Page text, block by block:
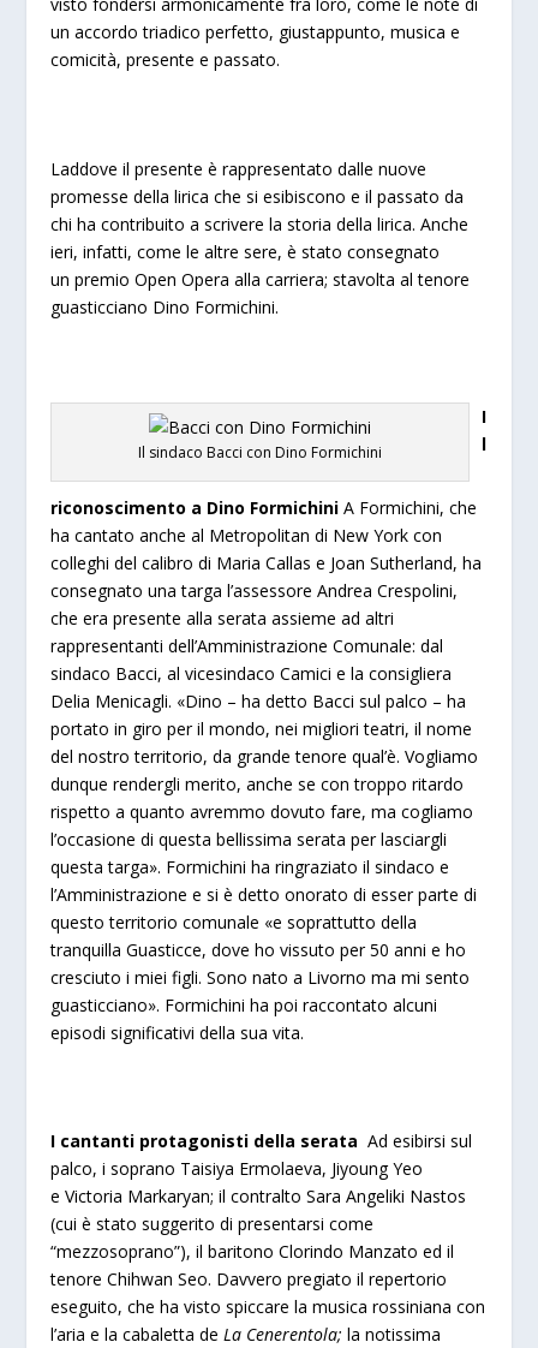
un accordo triadico perfetto, giustappunto, musica e
comicità, presente e passato.
Laddove il presente è rappresentato dalle nuove
promesse della lirica che si esibiscono e il passato da
chi ha contribuito a scrivere la storia della lirica. Anche
ieri, infatti, come le altre sere, è stato consegnato
un premio Open Opera alla carriera; stavolta al tenore
guasticciano Dino Formichini.
Il sindaco Bacci con Dino Formichini
I
l
riconoscimento a Dino FormichiniA Formichini, che
ha cantato anche al Metropolitan di New York con
colleghi del calibro di Maria Callas e Joan Sutherland, ha
consegnato una targa l’assessore Andrea Crespolini,
che era presente alla serata assieme ad altri
rappresentanti dell’Amministrazione Comunale: dal
sindaco Bacci, al vicesindaco Camici e la consigliera
Delia Menicagli. «Dino – ha detto Bacci sul palco – ha
portato in giro per il mondo, nei migliori teatri, il nome
del nostro territorio, da grande tenore qual’è. Vogliamo
dunque rendergli merito, anche se con troppo ritardo
rispetto a quanto avremmo dovuto fare, ma cogliamo
l’occasione di questa bellissima serata per lasciargli
questa targa». Formichini ha ringraziato il sindaco e
l’Amministrazione e si è detto onorato di esser parte di
questo territorio comunale «e soprattutto della
tranquilla Guasticce, dove ho vissuto per 50 anni e ho
cresciuto i miei figli. Sono nato a Livorno ma mi sento
guasticciano». Formichini ha poi raccontato alcuni
episodi significativi della sua vita.
I cantanti protagonisti della serata Ad esibirsi sul
palco, i soprano Taisiya Ermolaeva, Jiyoung Yeo
e Victoria Markaryan; il contralto Sara Angeliki Nastos
(cui è stato suggerito di presentarsi come
“mezzosoprano”), il baritono Clorindo Manzato ed il
tenore Chihwan Seo. Davvero pregiato il repertorio
eseguito, che ha visto spiccare la musica rossiniana con
l’aria e la cabaletta deLa Cenerentola;la notissima